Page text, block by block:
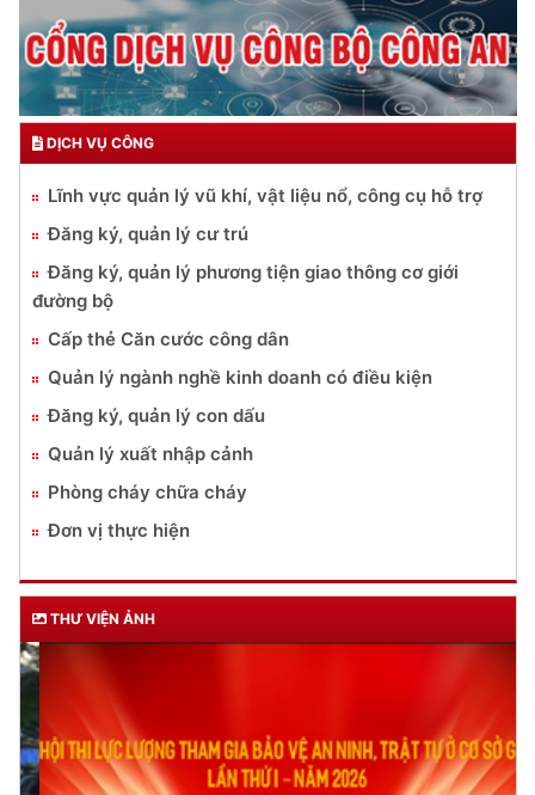
DỊCH VỤ CÔNG
Lĩnh vực quản lý vũ khí, vật liệu nổ, công cụ hỗ trợ
Đăng ký, quản lý cư trú
Đăng ký, quản lý phương tiện giao thông cơ giới
đường bộ
Cấp thẻ Căn cước công dân
Quản lý ngành nghề kinh doanh có điều kiện
Đăng ký, quản lý con dấu
Quản lý xuất nhập cảnh
Phòng cháy chữa cháy
Đơn vị thực hiện
THƯ VIỆN ẢNH